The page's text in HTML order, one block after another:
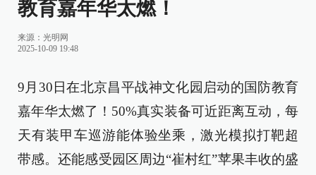
教育嘉年华太燃！
来源： 光明网
2025-10-09 19:48
9月30日在北京昌平战神文化园启动的国防教育
嘉年华太燃了！50%真实装备可近距离互动，每
天有装甲车巡游能体验坐乘，激光模拟打靶超
带感。还能感受园区周边“崔村红”苹果丰收的盛